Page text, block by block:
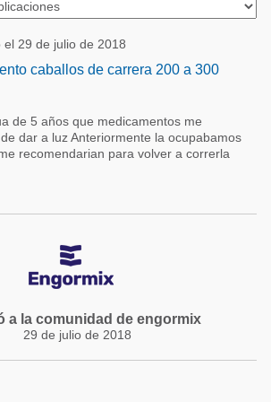
29 de julio de 2018
caballos de carrera 200 a 300
de 5 años que medicamentos me
dar a luz Anteriormente la ocupabamos
recomendarian para volver a correrla
a la comunidad de engormix
29 de julio de 2018